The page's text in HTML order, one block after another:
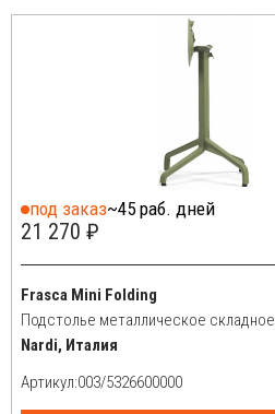
под заказ~45 раб. дней
21 270 ₽
Frasca Mini Folding
Подстолье металлическое складное
Nardi, Италия
Артикул: